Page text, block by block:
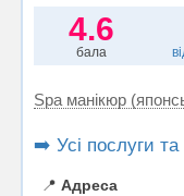
4.6
бала
Spa манікюр
➡️ Усі послуги та
📍 Адреса